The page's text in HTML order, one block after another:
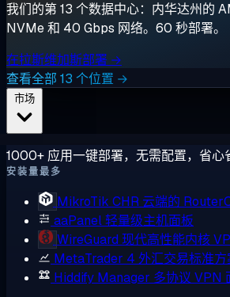
我们的第 13 个数据中心：内华达州的
NVMe 和 40 Gbps 网络。60 秒部署。
在拉斯维加斯部署 →
查看全部 13 个位置 →
1000+ 应用一键部署，无需配置，省心
安装量最多
MikroTik CHR 云端的
aaPanel轻量级主机面板
WireGuard 现代高性能内核
MetaTrader 4 外汇交易标准方
Hiddify Manager 多协议 VPN